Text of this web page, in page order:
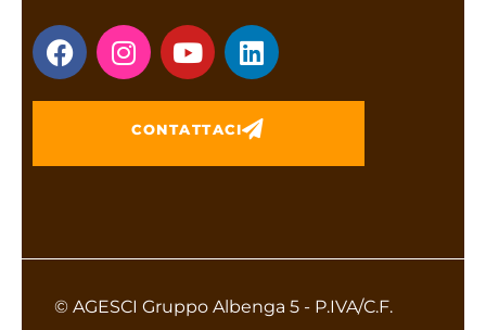
CONTATTACI
© AGESCI Gruppo Albenga 5 - P.IVA/C.F.